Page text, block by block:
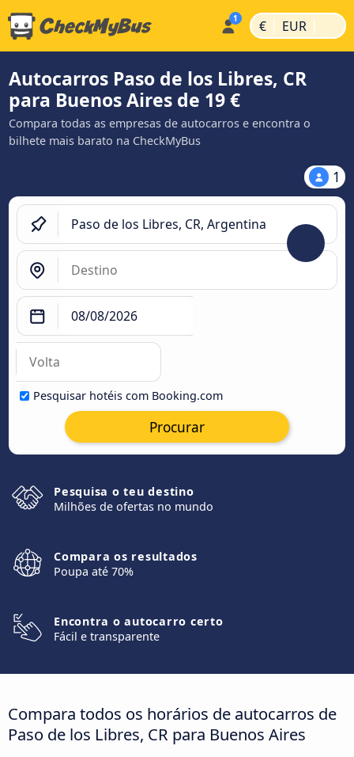
€ | EUR |
Autocarros Paso de los Libres, CR
para Buenos Aires de 19 €
Compara todas as empresas de autocarros e encontra o
bilhete mais barato na CheckMyBus
1
Pesquisar hotéis com Booking.com
Procurar
Pesquisa o teu destino
Milhões de ofertas no mundo
Compara os resultados
Poupa até 70%
Encontra o autocarro certo
Fácil e transparente
Compara todos os horários de autocarros de
Paso de los Libres, CR para Buenos Aires